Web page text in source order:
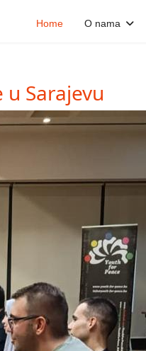
Home O nama
Sarajevu